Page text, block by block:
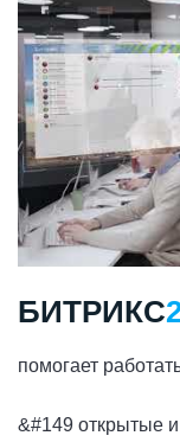
БИТРИКС
помогает
&#149 открытые